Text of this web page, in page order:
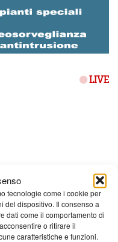
tecnologie come i cookie per
del dispositivo. Il consenso a
dati come il comportamento di
o ritirare il
caratteristiche e funzioni.
LIVE